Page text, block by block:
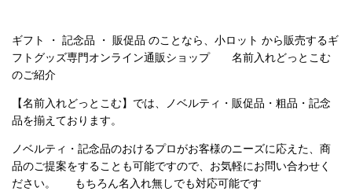
ギフト ・ 記念品 ・ 販促品 のことなら、小ロット から販売するギ
フトグッズ専門オンライン通販ショップ 名前入れどっとこむ
のご紹介
【名前入れどっとこむ】では、ノベルティ・販促品・粗品・記念
品を揃えております。
ノベルティ・記念品のおけるプロがお客様のニーズに応えた、商
品のご提案をすることも可能ですので、お気軽にお問い合わせく
ださい。 もちろん名入れ無しでも対応可能です